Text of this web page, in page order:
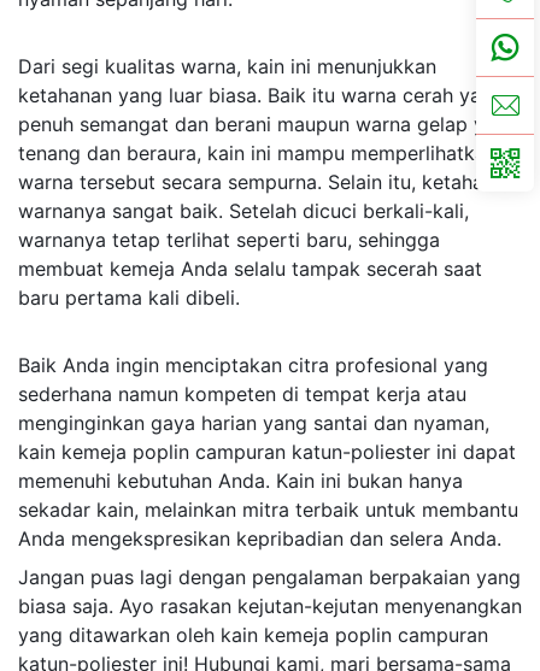
Dari segi kualitas warna, kain ini menunjukkan
ketahanan yang luar biasa. Baik itu warna cerah yang
penuh semangat dan berani maupun warna gelap yang
tenang dan beraura, kain ini mampu memperlihatkan
warna tersebut secara sempurna. Selain itu, ketahanan
warnanya sangat baik. Setelah dicuci berkali-kali,
warnanya tetap terlihat seperti baru, sehingga
membuat kemeja Anda selalu tampak secerah saat
baru pertama kali dibeli.
Baik Anda ingin menciptakan citra profesional yang
sederhana namun kompeten di tempat kerja atau
menginginkan gaya harian yang santai dan nyaman,
kain kemeja poplin campuran katun-poliester ini dapat
memenuhi kebutuhan Anda. Kain ini bukan hanya
sekadar kain, melainkan mitra terbaik untuk membantu
Anda mengekspresikan kepribadian dan selera Anda.
Jangan puas lagi dengan pengalaman berpakaian yang
biasa saja. Ayo rasakan kejutan-kejutan menyenangkan
yang ditawarkan oleh kain kemeja poplin campuran
katun-poliester ini! Hubungi kami, mari bersama-sama